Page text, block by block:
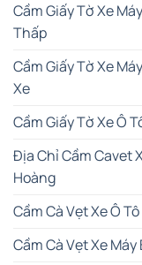
Cầm Giấy Tờ Xe
Thấp
Cầm Giấy Tờ Xe
Xe
Cầm Giấy Tờ Xe Ô
Địa Chỉ Cầm Cavet
Hoàng
Cầm Cà Vẹt Xe Ô
Cầm Cà Vẹt Xe